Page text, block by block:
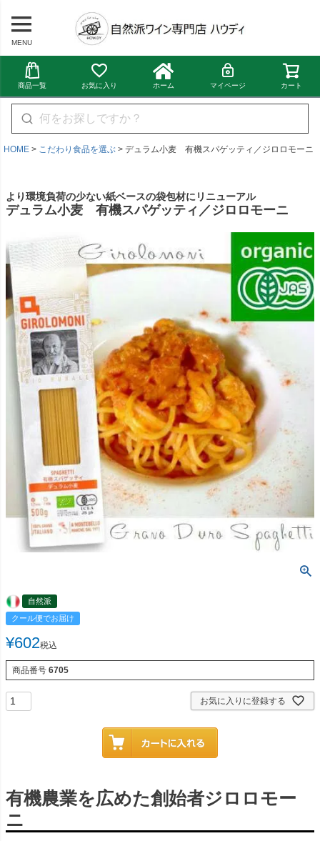
MENU
商品一覧 お気に入り ホーム マイページ カート
HOME こだわり食品を選ぶ デュラム小麦 有機スパゲッティ／ジロロモーニ
より環境負荷の少ない紙ベースの袋包材にリニューアル
デュラム小麦 有機スパゲッティ／ジロロモーニ
自然派
クール便でお届け
¥602税込
商品番号 6705
お気に入りに登録する
有機農業を広めた創始者ジロロモー
ニ